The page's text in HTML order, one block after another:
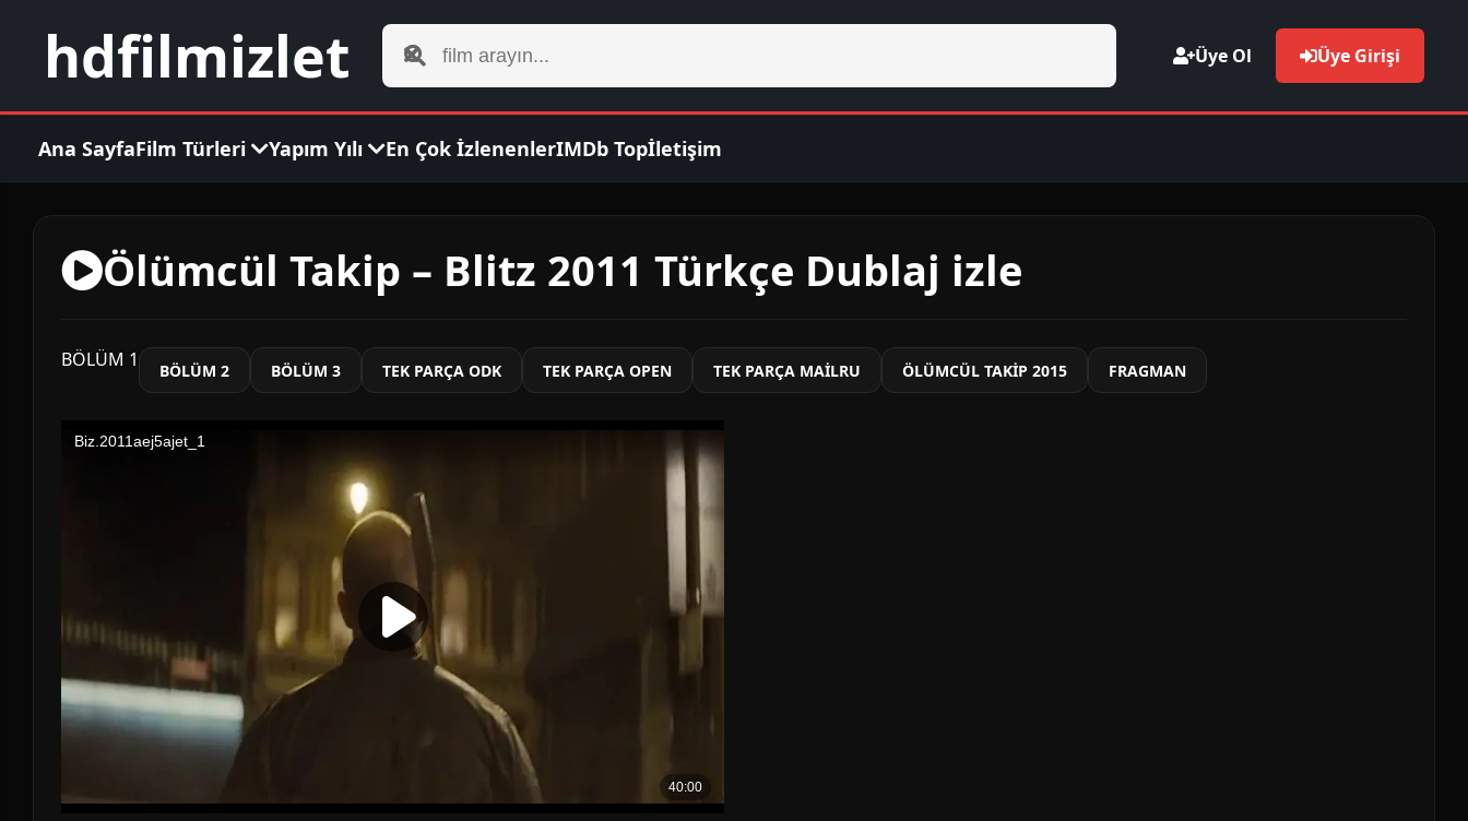
hdfilmizlet Üye Ol Üye Girişi
Ana SayfaFilm Türleri Yapım Yılı En Çok İzlenenlerIMDb Topİletişim
Ölümcül Takip – Blitz 2011 Türkçe Dublaj izle
BÖLÜM 1 BÖLÜM 2 BÖLÜM 3 TEK PARÇA ODK TEK PARÇA OPEN TEK PARÇA MAİLRU ÖLÜMCÜL TAKİP 2015 FRAGMAN